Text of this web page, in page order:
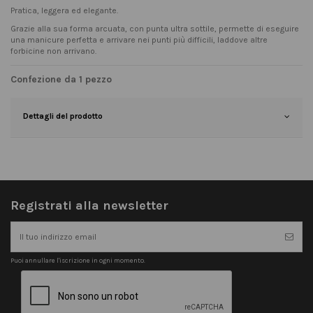
Pratica, leggera ed elegante.
Grazie alla sua forma arcuata, con punta ultra sottile, permette di eseguire
una manicure perfetta e arrivare nei punti più difficili, laddove altre
forbicine non arrivano.
Confezione da 1 pezzo
Dettagli del prodotto
Registrati alla newsletter
Puoi annullare l'iscrizione in ogni momento.